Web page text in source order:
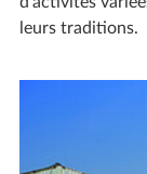
leurs traditions.